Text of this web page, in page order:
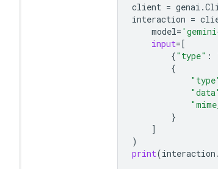
client = genai .
interaction =
model=
input=[
{"type" :
{
}
]
)
print(interaction .